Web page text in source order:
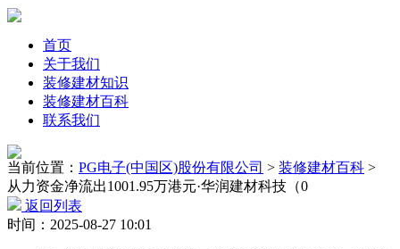
首页
关于我们
装修建材知识
装修建材百科
联系我们
当前位置： PG电子(中国区)股份有限公司 > 装修建材百科 >
从力资金净流出1001.95万港元·华润建材科技（0
返回列表
时间：2025-08-27 10:01